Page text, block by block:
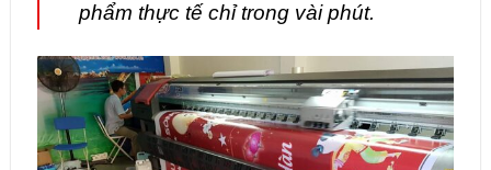
phẩm thực tế chỉ trong vài phút.